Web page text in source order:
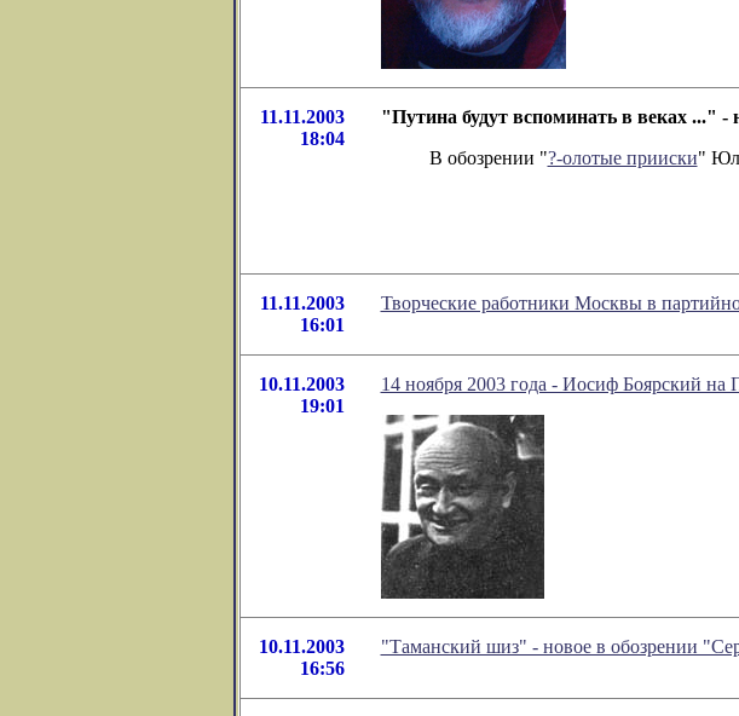
11.11.2003
18:04
"Путина будут вспоминать в веках ..."
В обозрении "?-олотые прииски"
11.11.2003
16:01
Творческие работники Москвы в
10.11.2003
19:01
14 ноября 2003 года - Иосиф Боярский на
10.11.2003
16:56
"Таманский шиз" - новое в обозрении